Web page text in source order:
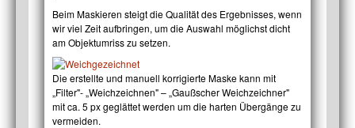
Beim Maskieren steigt die Qualität des Ergebnisses, wenn
wir viel Zeit aufbringen, um die Auswahl möglichst dicht
am Objektumriss zu setzen.
Die erstellte und manuell korrigierte Maske kann mit
„Filter"- „Weichzeichnen" – „Gaußscher Weichzeichner"
mit ca. 5 px geglättet werden um die harten Übergänge zu
vermeiden.